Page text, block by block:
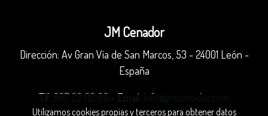
JM Cenador
Dirección: Av Gran Vía de San Marcos, 53 - 24001 León -
España
Tlf: 987 22 02 66 - Email: info@jmcenador.com
Utilizamos cookies propias y terceros para obtener datos